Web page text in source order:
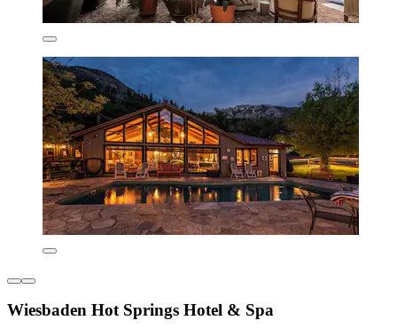
Wiesbaden Hot Springs Hotel & Spa